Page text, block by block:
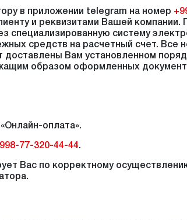
в приложении telegram на номер
и реквизитами Вашей компании.
специализированную систему
средств на расчетный счет. Все
доставлены Вам установленном
образом оформленных
оплата».
77-320-44-44.
Вас по корректному